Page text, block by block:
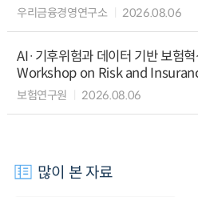
우리금융경영연구소 2026.08.06
AI·기후위험과 데이터 기반 보험
Workshop on Risk and
보험연구원 2026.08.06
많이 본 자료